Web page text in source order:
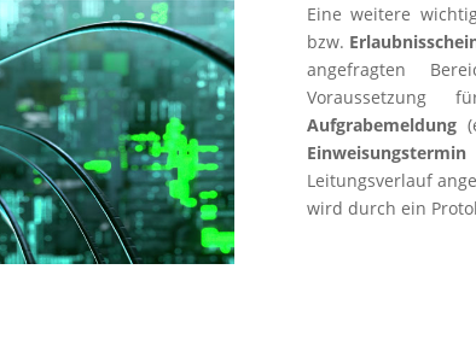
Eine weitere
bzw.
angefragten
Voraussetzung
Aufgrabemeldung
Einweisungstermin
Leitungsverlauf
wird durch ein